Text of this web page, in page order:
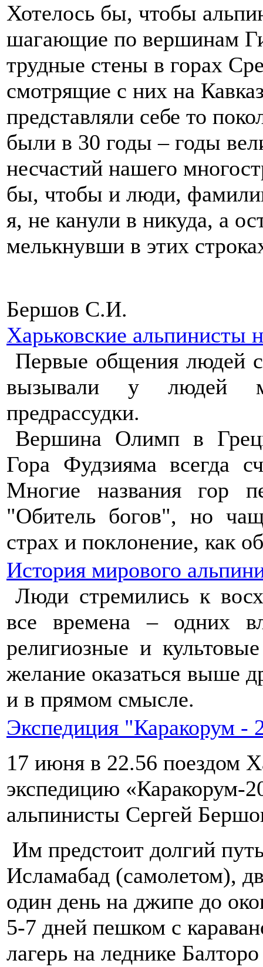
Хотелось бы, чтобы
шагающие по вершинам
трудные стены в горах
смотрящие с них на
представляли себе то
были в 30 годы – годы
несчастий нашего
бы, чтобы и люди,
я, не канули в никуда, а
мелькнувши в этих
Бершов С.И.
Харьковские альпинисты
Первые общения людей
вызывали у людей
предрассудки.
Вершина Олимп в
Гора Фудзияма всегда
Многие названия гор
"Обитель богов", но
страх и поклонение, как
История мирового
Люди стремились к
все времена – одних
религиозные и
желание оказаться выше
и в прямом смысле.
Экспедиция "Каракорум -
17 июня в 22.56 поездом
экспедицию «Каракорум-
альпинисты Сергей
Им предстоит долгий
Исламабад (самолетом),
один день на джипе до
5-7 дней пешком с
лагерь на леднике